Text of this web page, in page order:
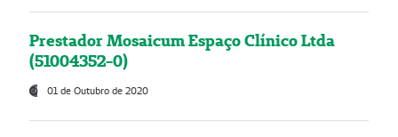
Prestador Mosaicum Espaço Clínico Ltda
(51004352-0)
01 de Outubro de 2020